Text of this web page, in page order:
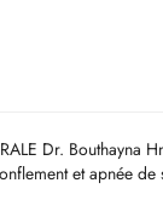
Dr.
et apnée